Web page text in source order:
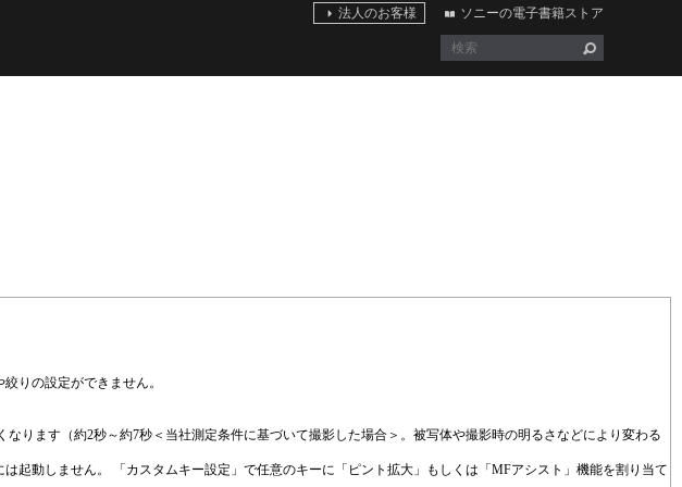
法人のお客様 ソニーの電子書籍ストア
りの設定ができません。
ります（約2秒～約7秒＜当社測定条件に基づいて撮影した場合＞。被写体や撮影時の明るさなどにより変わる
動しません。 「カスタムキー設定」で任意のキーに「ピント拡大」もしくは「MFアシスト」機能を割り当て